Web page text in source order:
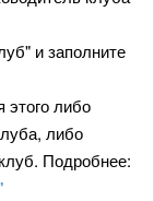
и заполните
либо
либо
Подробнее: